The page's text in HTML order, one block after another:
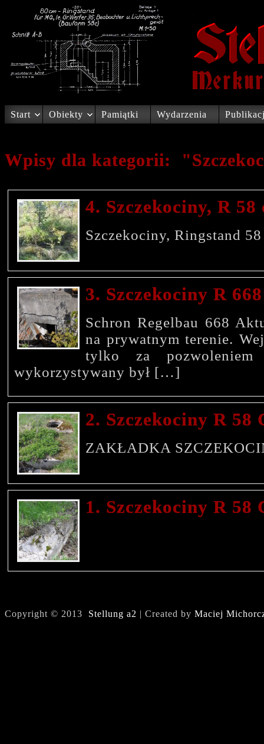
Start Obiekty Pamiątki Wydarzenia
Wpisy dla kategorii:
4. Szczekociny, R 58
Szczekociny,
3. Szczekociny R 668
Schron Regelbau 668
na prywatnym terenie.
tylko za pozwoleniem
wykorzystywany był […]
2. Szczekociny R 58
ZAKŁADKA
1. Szczekociny R 58
Copyright © 2013 Stellung a2 | Created by Maciej